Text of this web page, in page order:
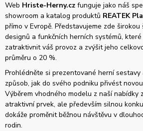
Web Hriste-Herny.cz funguje jako náš
showroom a katalog produktů REATEK
přímo v Evropě. Představujeme zde
designů a funkčních herních systémů,
zatraktivnit váš provoz a zvýšit jeho
průměru o 20 %.
Prohlédněte si prezentované herní
způsob, jak do svého podniku přivést
Výběrem vhodného modelu z naší nabídky
atraktivní prvek, ale především silnou
dokáže proměnit běžnou návštěvu v
rodin.